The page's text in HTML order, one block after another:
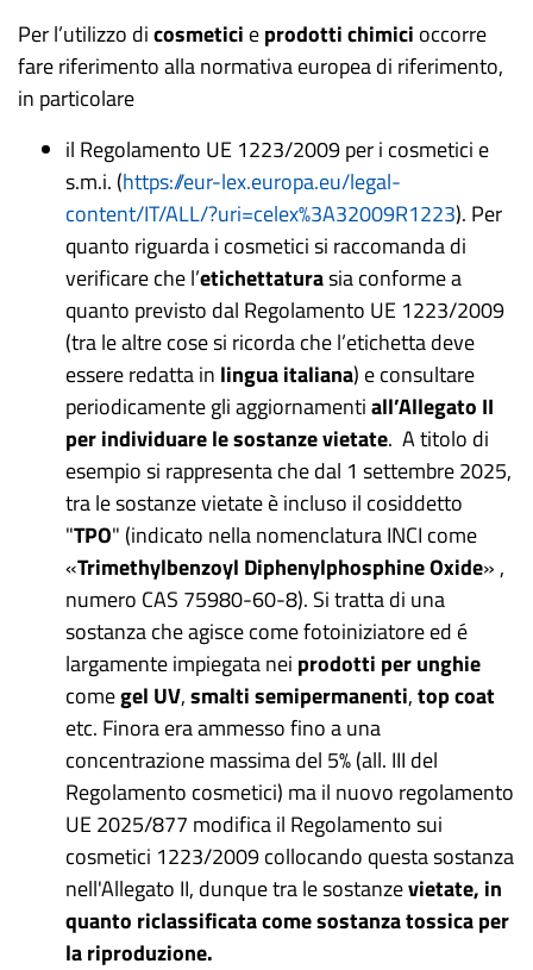
Per l’utilizzo dicosmetici eprodottichimici occorre
fare riferimento alla normativa europea di riferimento,
in particolare
il Regolamento UE 1223/2009 per i cosmetici e
s.m.i. (https://eur-lex.europa.eu/legal-
content/IT/ALL/?uri=celex%3A32009R1223). Per
quanto riguarda i cosmetici si raccomanda di
verificare che l’etichettaturasia conforme a
quanto previsto dal Regolamento UE 1223/2009
(tra le altre cose si ricorda che l’etichetta deve
essere redatta in lingua italiana) e consultare
periodicamente gli aggiornamentiall’Allegato II
per individuare le sostanze vietate. A titolo di
esempio si rappresenta che dal 1 settembre 2025,
tra le sostanze vietate è incluso il cosiddetto
"TPO" (indicato nella nomenclatura INCI come
«Trimethylbenzoyl Diphenylphosphine Oxide» ,
numero CAS 75980-60-8). Si tratta di una
sostanza che agisce come fotoiniziatore ed é
largamente impiegata nei prodotti per unghie
comegel UV,smalti semipermanenti,top coat
etc. Finora era ammesso fino a una
concentrazione massima del 5% (all. III del
Regolamento cosmetici) ma il nuovo regolamento
UE 2025/877 modifica il Regolamento sui
cosmetici 1223/2009 collocando questa sostanza
nell'Allegato II, dunque tra le sostanzevietate, in
quanto riclassificata come sostanza tossica per
la riproduzione.